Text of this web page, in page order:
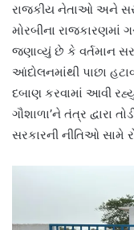
રાજકીય નેતાઓ અને
મોરબીના રાજકારણમાં
જણાવ્યું છે કે વર્તમાન
આંદોલનમાંથી પાછા
દબાણ કરવામાં આવી
ગૌશાળા’ને તંત્ર દ્વારા
સરકારની નીતિઓ સામે